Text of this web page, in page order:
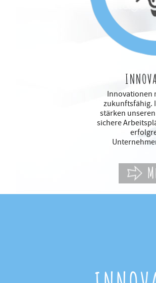
Innovationen
zukunftsfähig.
stärken
sichere